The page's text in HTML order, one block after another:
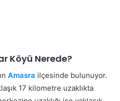
Köyü Nerede?
Amasra ilçesinde bulunuyor.
17 kilometre uzaklıkta